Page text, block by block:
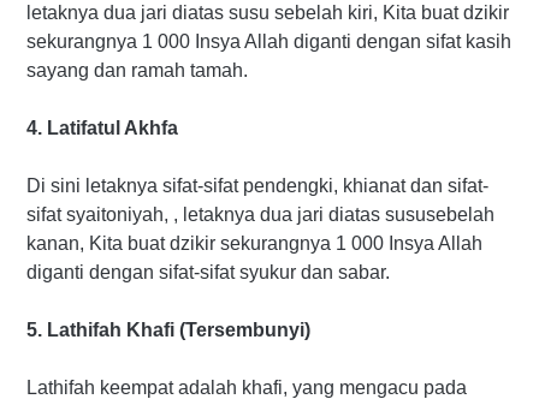
letaknya dua jari diatas susu sebelah kiri, Kita buat dzikir
sekurangnya 1 000 Insya Allah diganti dengan sifat kasih
sayang dan ramah tamah.
4. Latifatul Akhfa
Di sini letaknya sifat-sifat pendengki, khianat dan sifat-
sifat syaitoniyah, , letaknya dua jari diatas sususebelah
kanan, Kita buat dzikir sekurangnya 1 000 Insya Allah
diganti dengan sifat-sifat syukur dan sabar.
5. Lathifah Khafi (Tersembunyi)
Lathifah keempat adalah khafi, yang mengacu pada